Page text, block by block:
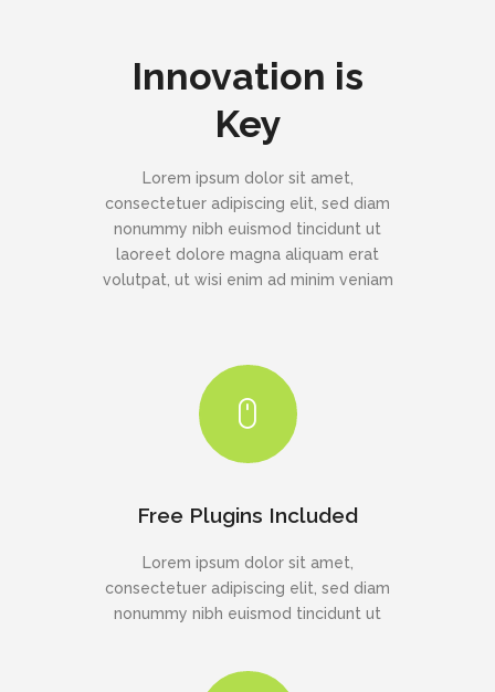
Innovation is
Key
Lorem ipsum dolor sit amet,
consectetuer adipiscing elit, sed diam
nonummy nibh euismod tincidunt ut
laoreet dolore magna aliquam erat
volutpat, ut wisi enim ad minim veniam
Free Plugins Included
Lorem ipsum dolor sit amet,
consectetuer adipiscing elit, sed diam
nonummy nibh euismod tincidunt ut